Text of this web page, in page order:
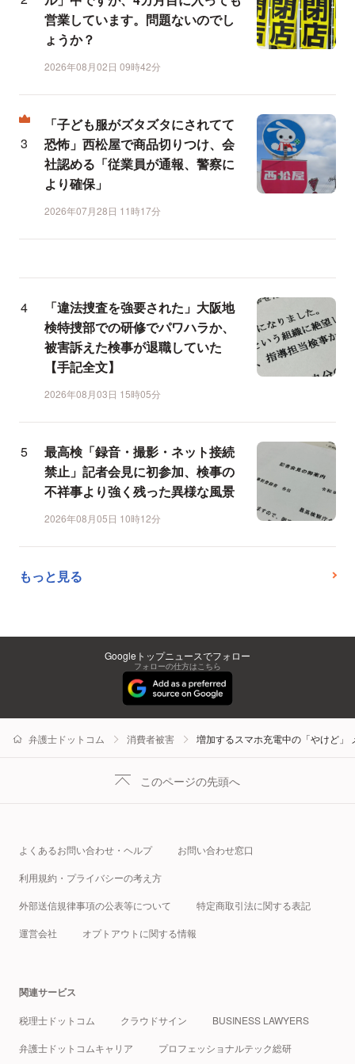
営業しています。問題ないのでし
ょうか？
2026年08月02日 09時42分
「子ども服がズタズタにされてて
恐怖」西松屋で商品切りつけ、会
社認める「従業員が通報、警察に
より確保」
2026年07月28日 11時17分
「違法捜査を強要された」大阪地
検特捜部での研修でパワハラか、
被害訴えた検事が退職していた
【手記全文】
2026年08月03日 15時05分
最高検「録音・撮影・ネット接続
禁止」記者会見に初参加、検事の
不祥事より強く残った異様な風景
2026年08月05日 10時12分
もっと見る
Googleトップニュースでフォロー
フォローの仕方はこちら
弁護士ドットコム 消費者被害 増加するスマホ充電中の「やけど」
このページの先頭へ
よくあるお問い合わせ・ヘルプ お問い合わせ窓口
利用規約・プライバシーの考え方
外部送信規律事項の公表等について 特定商取引法に関する表記
運営会社 オプトアウトに関する情報
関連サービス
税理士ドットコム クラウドサイン BUSINESS LAWYERS
弁護士ドットコムキャリア プロフェッショナルテック総研